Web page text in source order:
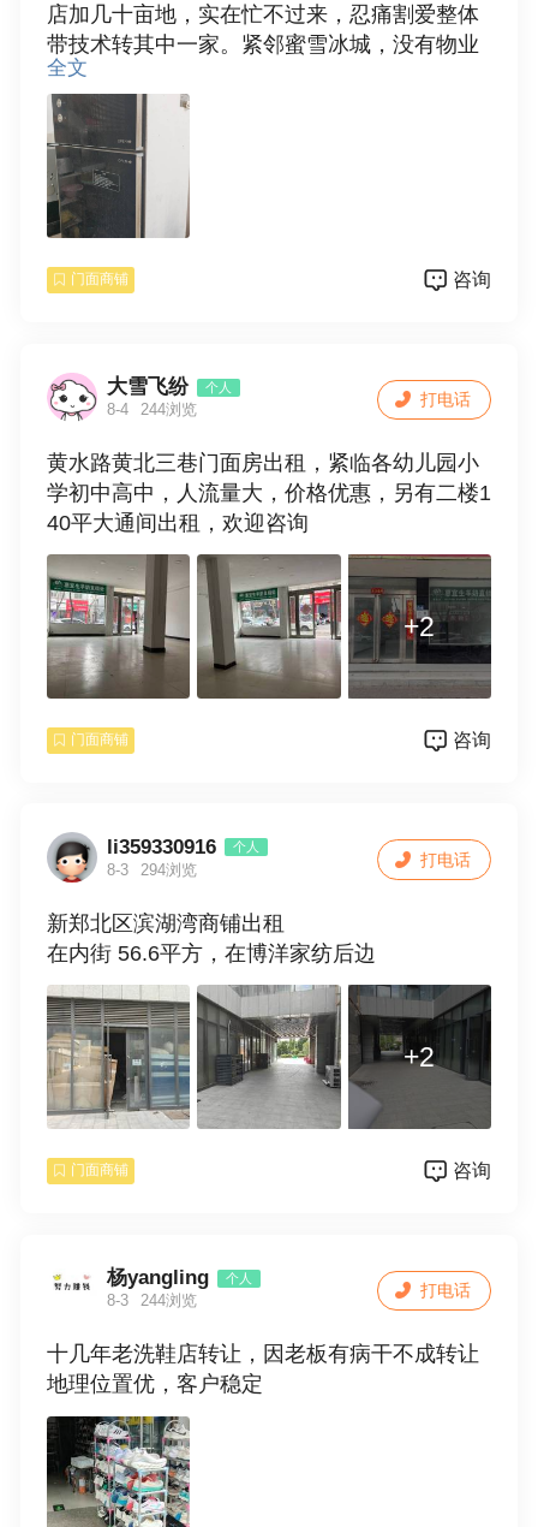
店加几十亩地，实在忙不过来，忍痛割爱整体
带技术转其中一家。紧邻蜜雪冰城，没有物业
费，门口可外摆。全国连锁馅饼店，一人即可
经营。有意向可蹲点观察实际生意状况。
全文
门面商铺 咨询
大雪飞纷 个人
8-4 244浏览
黄水路黄北三巷门面房出租，紧临各幼儿园小
学初中高中，人流量大，价格优惠，另有二楼1
40平大通间出租，欢迎咨询
+2
打电话
门面商铺 咨询
li359330916 个人
8-3 294浏览
新郑北区滨湖湾商铺出租
在内街 56.6平方，在博洋家纺后边
+2
打电话
门面商铺 咨询
杨yangling 个人
8-3 244浏览
十几年老洗鞋店转让，因老板有病干不成转让
地理位置优，客户稳定
打电话